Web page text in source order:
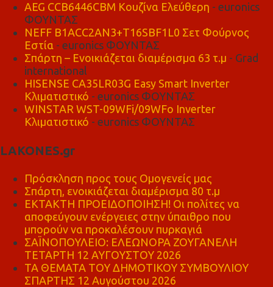
AEG CCB6446CBM Κουζίνα Ελεύθερη - euronics
ΦΟΥΝΤΑΣ
NEFF B1ACC2AN3+T16SBF1L0 Σετ Φούρνος
Εστία - euronics ΦΟΥΝΤΑΣ
Σπάρτη – Ενοικιάζεται διαμέρισμα 63 τ.μ - Grad
international
HISENSE CA35LR03G Easy Smart Inverter
Κλιματιστικό - euronics ΦΟΥΝΤΑΣ
WINSTAR WST-09WFi/09WFo Inverter
Κλιματιστικό - euronics ΦΟΥΝΤΑΣ
LAKONES.gr
Πρόσκληση προς τους Ομογενείς μας
Σπάρτη, ενοικιάζεται διαμέρισμα 80 τ.μ
ΕΚΤΑΚΤΗ ΠΡΟΕΙΔΟΠΟΙΗΣΗ! Οι πολίτες να
αποφεύγουν ενέργειες στην ύπαιθρο που
μπορούν να προκαλέσουν πυρκαγιά
ΣΑΪΝΟΠΟΥΛΕΙΟ: ΕΛΕΩΝΟΡΑ ΖΟΥΓΑΝΕΛΗ
ΤΕΤΑΡΤΗ 12 ΑΥΓΟΥΣΤΟΥ 2026
ΤΑ ΘΕΜΑΤΑ ΤΟΥ ΔΗΜΟΤΙΚΟΥ ΣΥΜΒΟΥΛΙΟΥ
ΣΠΑΡΤΗΣ 12 Αυγούστου 2026